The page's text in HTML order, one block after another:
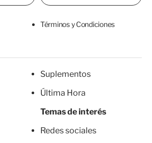
Términos y Condiciones
Suplementos
Última Hora
Temas de interés
Redes sociales